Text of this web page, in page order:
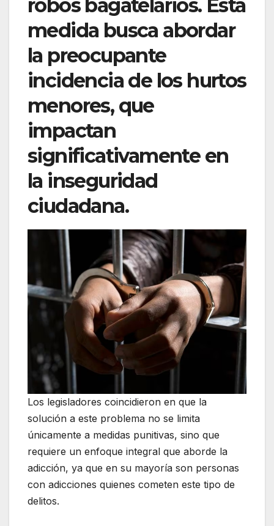
robos bagatelarios. Esta
medida busca abordar
la preocupante
incidencia de los hurtos
menores, que
impactan
significativamente en
la inseguridad
ciudadana.
Los legisladores coincidieron en que la
solución a este problema no se limita
únicamente a medidas punitivas, sino que
requiere un enfoque integral que aborde la
adicción, ya que en su mayoría son personas
con adicciones quienes cometen este tipo de
delitos.